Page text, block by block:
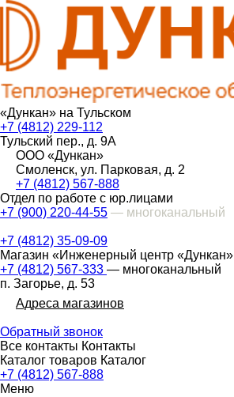
«Дункан» на Тульском
+7 (4812) 229-112
Тульский пер., д. 9А
ООО «Дункан»
Смоленск, ул. Парковая, д. 2
+7 (4812) 567-888
Отдел по работе с юр.лицами
+7 (900) 220-44-55 — многоканальный
+7 (4812) 35-09-09
Магазин «Инженерный центр «Дункан»
+7 (4812) 567-333 — многоканальный
п. Загорье, д. 53
Адреса магазинов
Обратный звонок
Все контакты Контакты
Каталог товаров Каталог
+7 (4812) 567-888
Меню